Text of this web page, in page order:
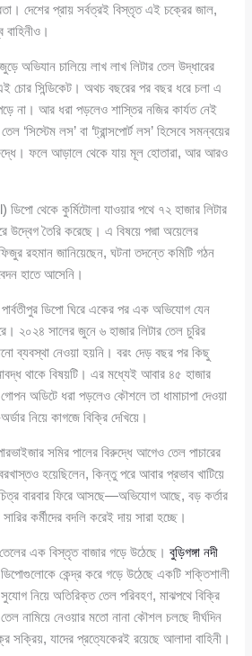
দেশের প্রায় সর্বত্রই বিস্তৃত এই চক্রের জাল,
অভিযান চালিয়ে লাখ লাখ লিটার তেল উদ্ধারের
সিন্ডিকেট। অথচ বছরের পর বছর ধরে চলা এ
না। আর ধরা পড়লেও শাস্তির নজির কার্যত নেই
‘সিস্টেম লস’ বা ‘ট্রান্সপোর্ট লস’ হিসেবে সমন্বয়ের
ফলে আড়ালে থেকে যায় মূল হোতারা, আর আরও
থেকে কুর্মিটোলা যাওয়ার পথে ৭২ হাজার লিটার
উদ্বেগ তৈরি করেছে। এ বিষয়ে পদ্মা অয়েলের
রহমান জানিয়েছেন, ঘটনা তদন্তে কমিটি গঠন
হাতে আসেনি।
ডিপো ঘিরে একের পর এক অভিযোগ যেন
২০২৪ সালের জুনে ৬ হাজার লিটার তেল চুরির
ব্যবস্থা নেওয়া হয়নি। বরং দেড় বছর পর কিছু
থাকে বিষয়টি। এর মধ্যেই আবার ৪৫ হাজার
অডিটে ধরা পড়লেও কৌশলে তা ধামাচাপা দেওয়া
নিয়ে কাগজে বিক্রি দেখিয়ে।
সমির পালের বিরুদ্ধে আগেও তেল পাচারের
হয়েছিলেন, কিন্তু পরে আবার প্রভাব খাটিয়ে
বারবার ফিরে আসছে—অভিযোগ আছে, বড় কর্তার
কর্মীদের বদলি করেই দায় সারা হচ্ছে।
এক বিস্তৃত বাজার গড়ে উঠেছে।বুড়িগঙ্গা নদী
কেন্দ্র করে গড়ে উঠেছে একটি শক্তিশালী
সুযোগ নিয়ে অতিরিক্ত তেল পরিবহণ, মাঝপথে বিক্রি
নামিয়ে নেওয়ার মতো নানা কৌশল চলছে দীর্ঘদিন
সক্রিয়, যাদের প্রত্যেকেরই রয়েছে আলাদা বাহিনী।